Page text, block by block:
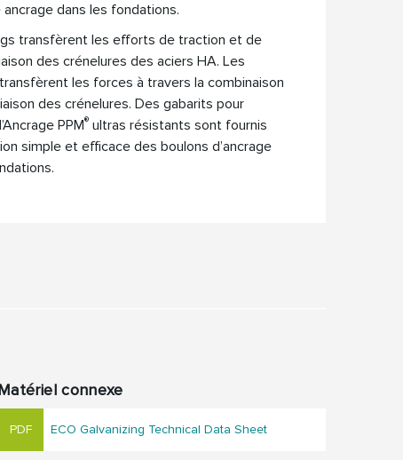
dans les fondations.
transfèrent les efforts de traction et de
des crénelures des aciers HA. Les
les forces à travers la combinaison
des crénelures. Des gabarits pour
PPM® ultras résistants sont fournis
simple et efficace des boulons d’ancrage
connexe
ECO Galvanizing Technical Data Sheet